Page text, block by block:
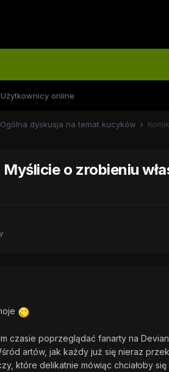
Użytkownicy online
Ogólna dyskusja na temat kucyków
o zrobieniu
czasie poprzeglądać fanarty na
artów, jak każdy już się nieraz
które delikatnie mówiąc chciałoby